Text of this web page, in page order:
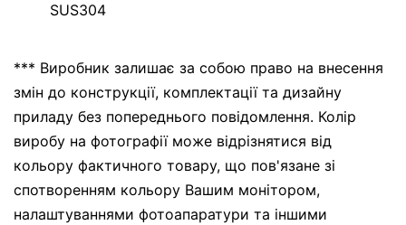
SUS304
*** Виробник залишає за собою право на внесення
змін до конструкції, комплектації та дизайну
приладу без попереднього повідомлення. Колір
виробу на фотографії може відрізнятися від
кольору фактичного товару, що пов'язане зі
спотворенням кольору Вашим монітором,
налаштуваннями фотоапаратури та іншими